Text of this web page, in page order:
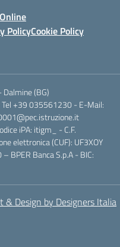
PolicyCookie Policy
(BG)
Tel +39 035561230 - E-Mail:
iPA: itigm_ - C.F.
elettronica (CUF): UF3XOY
BPER Banca S.p.A - BIC:
& Design by Designers Italia